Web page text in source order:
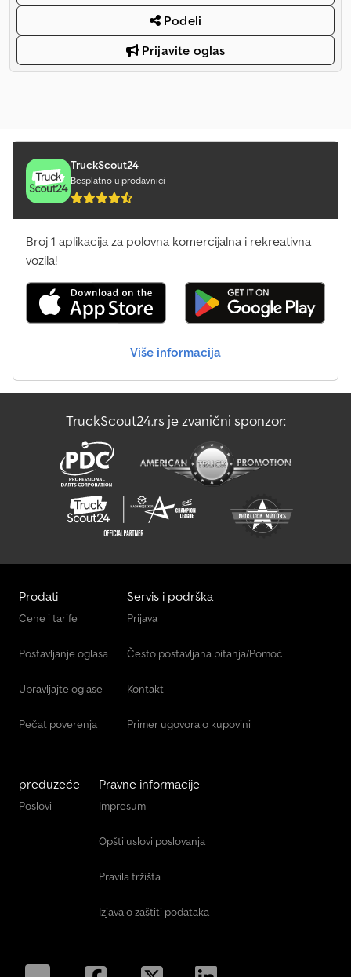
Podeli
Prijavite oglas
TruckScout24
Besplatno u prodavnici
Broj 1 aplikacija za polovna komercijalna i rekreativna
vozila!
Više informacija
TruckScout24.rs je zvanični sponzor:
Prodati
Cene i tarife
Postavljanje oglasa
Upravljajte oglase
Pečat poverenja
Servis i podrška
Prijava
Često postavljana pitanja/Pomoć
Kontakt
Primer ugovora o kupovini
preduzeće
Poslovi
Pravne informacije
Impresum
Opšti uslovi poslovanja
Pravila tržišta
Izjava o zaštiti podataka